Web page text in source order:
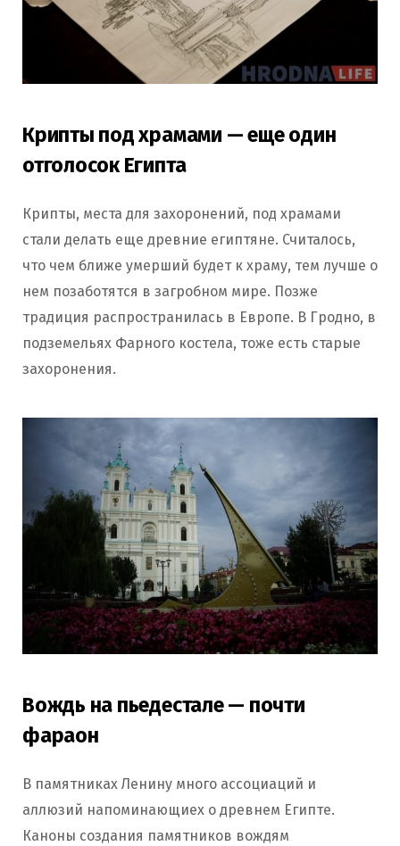
Крипты под храмами — еще один
отголосок Египта
Крипты, места для захоронений, под храмами
стали делать еще древние египтяне. Считалось,
что чем ближе умерший будет к храму, тем лучше о
нем позаботятся в загробном мире. Позже
традиция распространилась в Европе. В Гродно, в
подземельях Фарного костела, тоже есть старые
захоронения.
Вождь на пьедестале — почти
фараон
В памятниках Ленину много ассоциаций и
аллюзий напоминающиех о древнем Египте.
Каноны создания памятников вождям